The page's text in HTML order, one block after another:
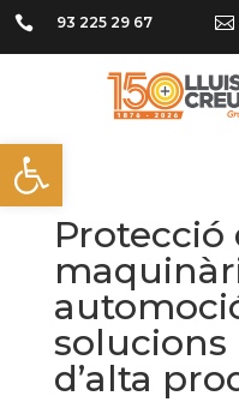
Obre la barra d'eines
 93 225 29 67 
Protecció
solucions
d’alta